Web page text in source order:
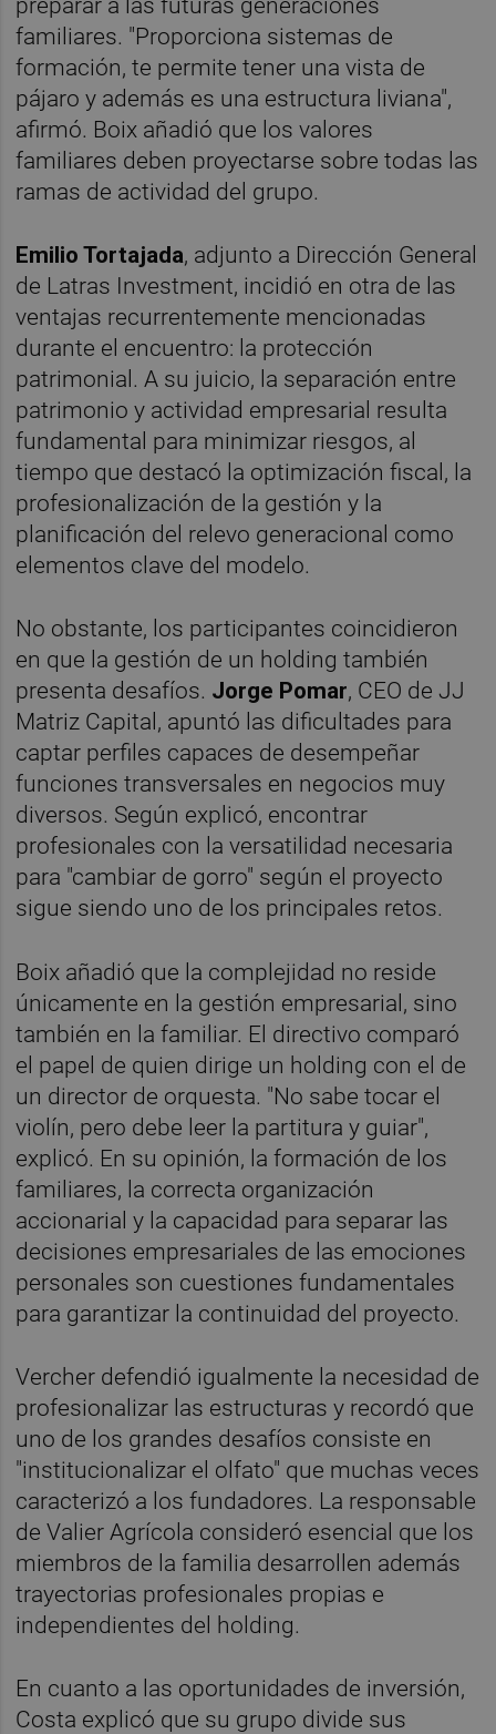
preparar a las futuras generaciones
familiares. "Proporciona sistemas de
formación, te permite tener una vista de
pájaro y además es una estructura liviana",
afirmó. Boix añadió que los valores
familiares deben proyectarse sobre todas las
ramas de actividad del grupo.
Emilio Tortajada, adjunto a Dirección General
de Latras Investment, incidió en otra de las
ventajas recurrentemente mencionadas
durante el encuentro: la protección
patrimonial. A su juicio, la separación entre
patrimonio y actividad empresarial resulta
fundamental para minimizar riesgos, al
tiempo que destacó la optimización fiscal, la
profesionalización de la gestión y la
planificación del relevo generacional como
elementos clave del modelo.
No obstante, los participantes coincidieron
en que la gestión de un holding también
presenta desafíos. Jorge Pomar, CEO de JJ
Matriz Capital, apuntó las dificultades para
captar perfiles capaces de desempeñar
funciones transversales en negocios muy
diversos. Según explicó, encontrar
profesionales con la versatilidad necesaria
para "cambiar de gorro" según el proyecto
sigue siendo uno de los principales retos.
Boix añadió que la complejidad no reside
únicamente en la gestión empresarial, sino
también en la familiar. El directivo comparó
el papel de quien dirige un holding con el de
un director de orquesta. "No sabe tocar el
violín, pero debe leer la partitura y guiar",
explicó. En su opinión, la formación de los
familiares, la correcta organización
accionarial y la capacidad para separar las
decisiones empresariales de las emociones
personales son cuestiones fundamentales
para garantizar la continuidad del proyecto.
Vercher defendió igualmente la necesidad de
profesionalizar las estructuras y recordó que
uno de los grandes desafíos consiste en
"institucionalizar el olfato" que muchas veces
caracterizó a los fundadores. La responsable
de Valier Agrícola consideró esencial que los
miembros de la familia desarrollen además
trayectorias profesionales propias e
independientes del holding.
En cuanto a las oportunidades de inversión,
Costa explicó que su grupo divide sus